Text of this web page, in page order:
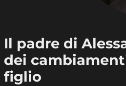
Il padre di
dei
figlio